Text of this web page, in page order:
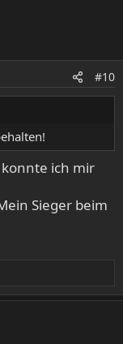
#10
konnte ich mir
Sieger beim